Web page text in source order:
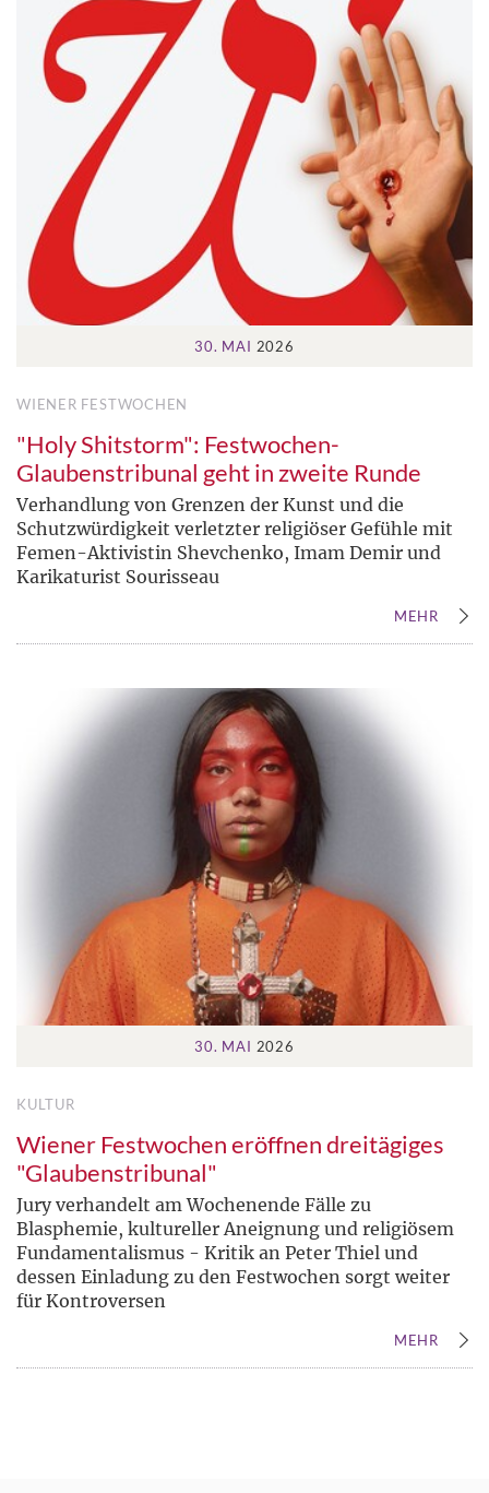
30. MAI 2026
WIENER FESTWOCHEN
"Holy Shitstorm": Festwochen-
Glaubenstribunal geht in zweite Runde
Verhandlung von Grenzen der Kunst und die
Schutzwürdigkeit verletzter religiöser Gefühle mit
Femen-Aktivistin Shevchenko, Imam Demir und
Karikaturist Sourisseau
MEHR
30. MAI 2026
KULTUR
Wiener Festwochen eröffnen dreitägiges
"Glaubenstribunal"
Jury verhandelt am Wochenende Fälle zu
Blasphemie, kultureller Aneignung und religiösem
Fundamentalismus - Kritik an Peter Thiel und
dessen Einladung zu den Festwochen sorgt weiter
für Kontroversen
MEHR